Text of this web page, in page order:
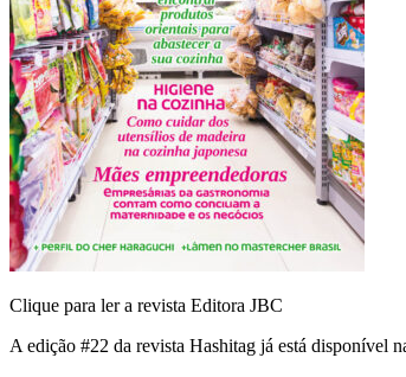
Clique para ler a revista Editora JBC
A edição #22 da revista Hashitag já está disponível